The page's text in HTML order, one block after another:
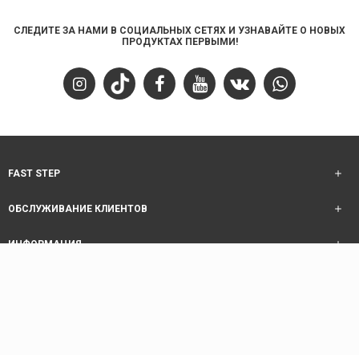
СЛЕДИТЕ ЗА НАМИ В СОЦИАЛЬНЫХ СЕТЯХ И УЗНАВАЙТЕ О НОВЫХ
ПРОДУКТАХ ПЕРВЫМИ!
FAST STEP
ОБСЛУЖИВАНИЕ КЛИЕНТОВ
ИНФОРМАЦИЯ